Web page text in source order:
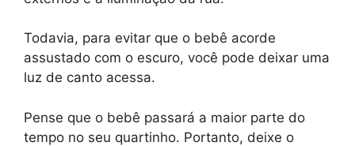
Todavia, para evitar que o bebê acorde
assustado com o escuro, você pode deixar uma
luz de canto acessa.
Pense que o bebê passará a maior parte do
tempo no seu quartinho. Portanto, deixe o